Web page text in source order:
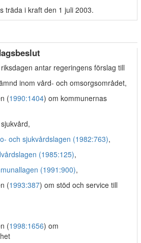
träda i kraft den 1 juli 2003.
antar regeringens förslag till
inom vård- och omsorgsområdet,
(1990:1404) om kommunernas
och sjukvårdslagen (1982:763),
(1985:125),
(1991:900),
(1993:387) om stöd och service till
(1998:1656) om